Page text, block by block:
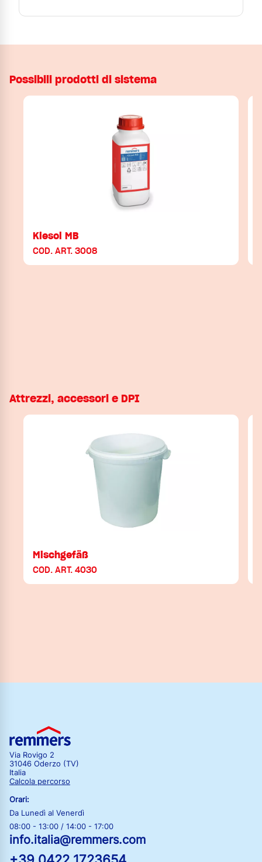
Possibili prodotti di sistema
Kiesol MB
COD. ART. 3008
Attrezzi, accessori e DPI
Mischgefäß
COD. ART. 4030
Via Rovigo 2
31046 Oderzo (TV)
Italia
Calcola percorso
Orari:
Da Lunedì al Venerdì
08:00 - 13:00 / 14:00 - 17:00
info.italia@remmers.com